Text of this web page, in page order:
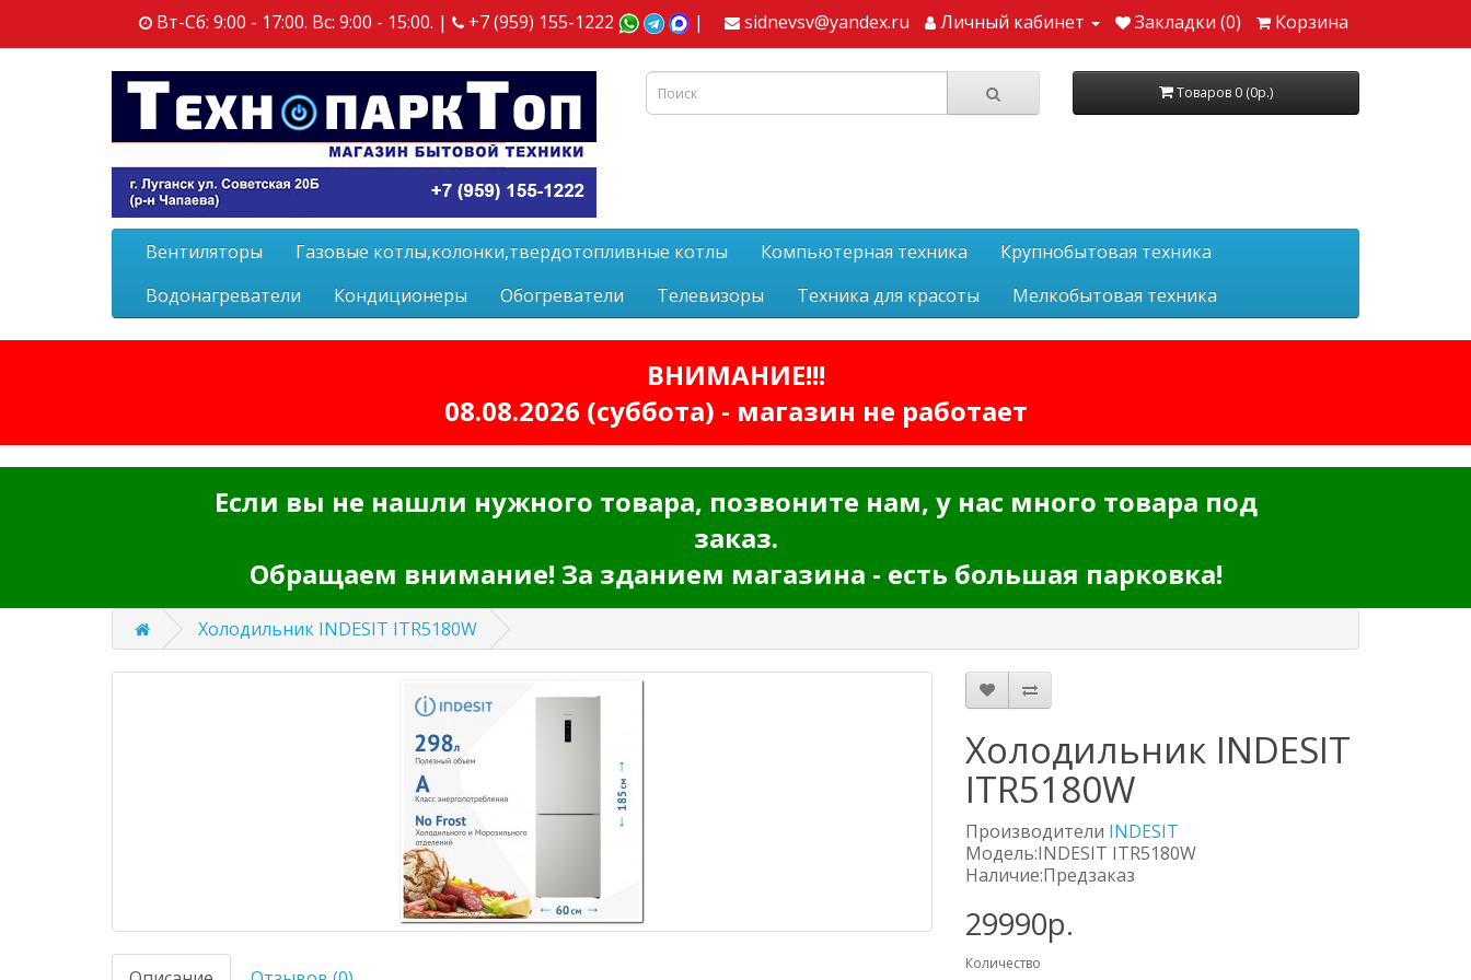
Вт-Сб: 9:00 - 17:00. Вс: 9:00 - 15:00. | +7 (959) 155-1222 | sidnevsv@yandex.ru Личный кабинет Закладки (0) Корзина
Товаров 0 (0р.)
Вентиляторы Газовые котлы,колонки,твердотопливные котлы Компьютерная техника
Крупнобытовая техника
Водонагреватели
Кондиционеры Обогреватели Телевизоры Техника для красоты Мелкобытовая техника
ВНИМАНИЕ!!!
08.08.2026 (суббота) - магазин не работает
Если вы не нашли нужного товара, позвоните нам, у нас много товара под
заказ.
Обращаем внимание! За зданием магазина - есть большая парковка!
Холодильник INDESIT ITR5180W
Холодильник INDESIT
ITR5180W
Производители INDESIT
Модель:INDESIT ITR5180W
Наличие:Предзаказ
29990р.
Количество